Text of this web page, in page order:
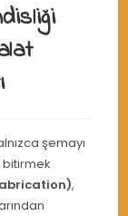
şemayı
,